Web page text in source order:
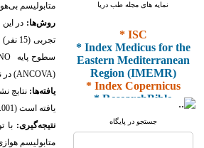
نمایه های مجله طب دریا
* ISC
* Index Medicus for the
Eastern Mediterranean
Region (IMEMR)
* Index Copernicus
* ResearchBible
* I2OR
* ROAD
جستجو در پایگاه
متابولیسم
روش‌ها: در این مطالعه
سطوح پایه
(
ANCOVA
) در
یافته‌ها: نتایج
یافته است (
نتیجه‌گیری:با
متابولیسم